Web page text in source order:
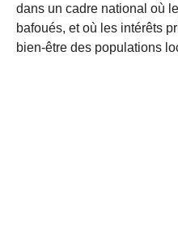
dans un cadre national où
bafoués, et où les intérêts
bien-être des populations